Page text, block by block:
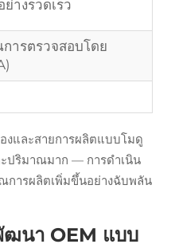
างรวดเร็ว
ารตรวจสอบโดย
งและสายการผลิตแบบโมดู
ะปริมาณมาก — การดำเนิน
การผลิตเพิ่มขึ้นอย่างฉับพลัน
ฒนา OEM แบบ